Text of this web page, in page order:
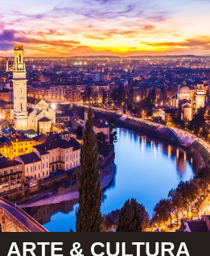
ARTE & CULTURA